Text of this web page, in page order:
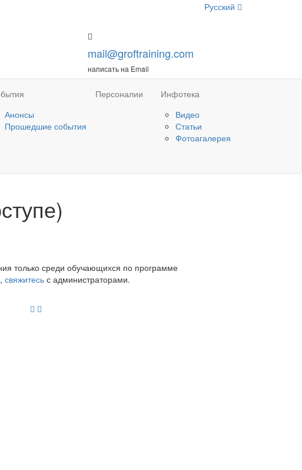
Русский
mail@groftraining.com
написать на Email
Анонсы
Прошедшие события
Персоналии
Инфотека
Видео
Статьи
Фотоагалерея
только среди обучающихся по программе
свяжитесьс администраторами.